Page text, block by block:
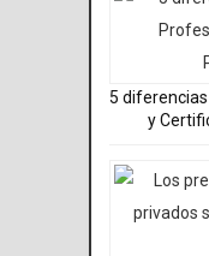
5
y